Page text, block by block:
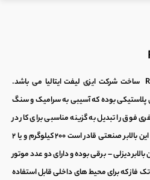
مدل R360 ساخت شرکت ایزی لیفت ایتالیا می باشد.
بوده که آسیبی به سرامیک و سنگ
فوق را تبدیل به گزینه مناسبی برای کار در
فضاهای داخلی و خارجی کرده است. این بالابر صنعتی قادر است ۲۰۰ کیلوگرم و یا ۲
بالابردیزلی – برقیبوده و دارای دو عدد موتور
الکتریکی ۲۲۰ ولت تک فاز که برای محیط های داخلی قابل استفاده